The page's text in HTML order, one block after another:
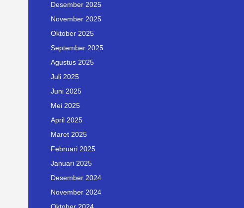
Desember 2025
November 2025
Oktober 2025
September 2025
Agustus 2025
Juli 2025
Juni 2025
Mei 2025
April 2025
Maret 2025
Februari 2025
Januari 2025
Desember 2024
November 2024